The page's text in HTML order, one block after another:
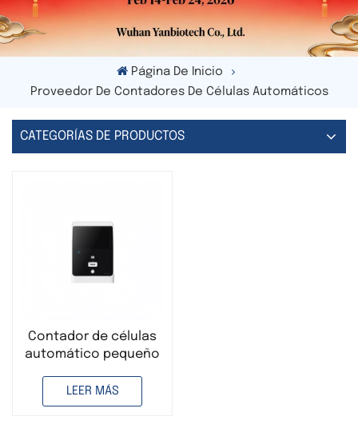
Página De Inicio
Proveedor De Contadores De Células Automáticos
CATEGORÍAS DE PRODUCTOS
Contador de células
automático pequeño
para conteo preciso
de células
LEER MÁS